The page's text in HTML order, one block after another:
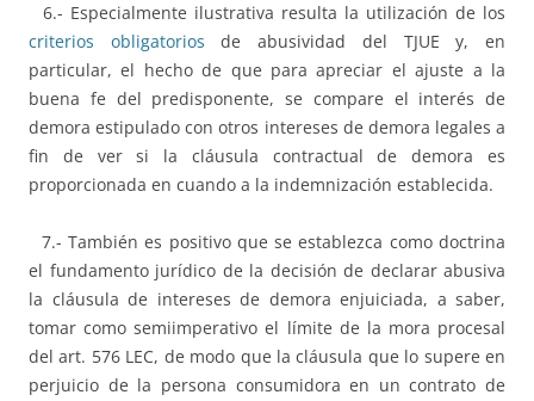
6.- Especialmente ilustrativa resulta la utilización de los
criterios obligatorios de abusividad del TJUE y, en
particular, el hecho de que para apreciar el ajuste a la
buena fe del predisponente, se compare el interés de
demora estipulado con otros intereses de demora legales a
fin de ver si la cláusula contractual de demora es
proporcionada en cuando a la indemnización establecida.
7.- También es positivo que se establezca como doctrina
el fundamento jurídico de la decisión de declarar abusiva
la cláusula de intereses de demora enjuiciada, a saber,
tomar como semiimperativo el límite de la mora procesal
del art. 576 LEC, de modo que la cláusula que lo supere en
perjuicio de la persona consumidora en un contrato de